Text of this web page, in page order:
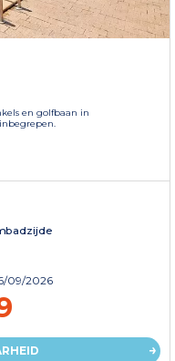
en golfbaan in
09/2026